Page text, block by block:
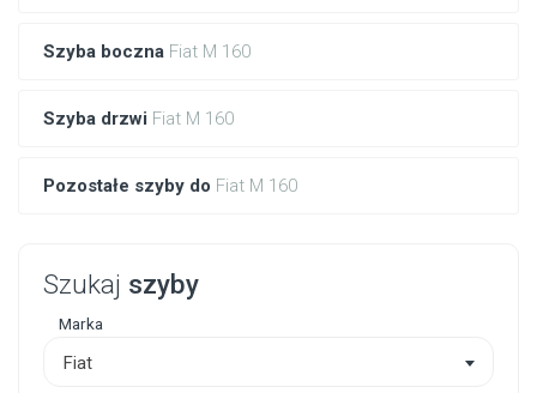
Szyba boczna Fiat M 160
Szyba drzwi Fiat M 160
Pozostałe szyby do Fiat M 160
Szukaj szyby
Marka
Fiat